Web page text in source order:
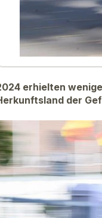
erhielten
der